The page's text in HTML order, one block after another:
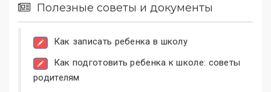
Полезные советы и документы
Как записать ребенка в школу
Как подготовить ребенка к школе: советы
родителям